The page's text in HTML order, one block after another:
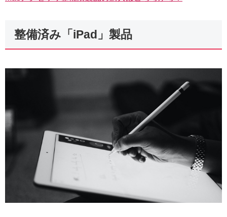
整備済み「iPad」製品